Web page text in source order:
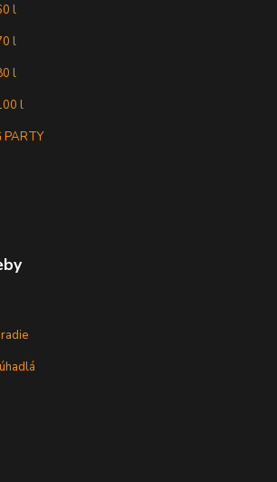
l
l
l
l
PARTY